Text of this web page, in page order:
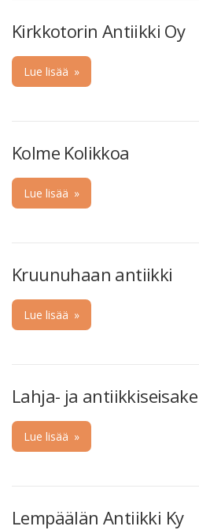
Kirkkotorin Antiikki Oy
Lue lisää »
Kolme Kolikkoa
Lue lisää »
Kruunuhaan antiikki
Lue lisää »
Lahja- ja antiikkiseisake
Lue lisää »
Lempäälän Antiikki Ky